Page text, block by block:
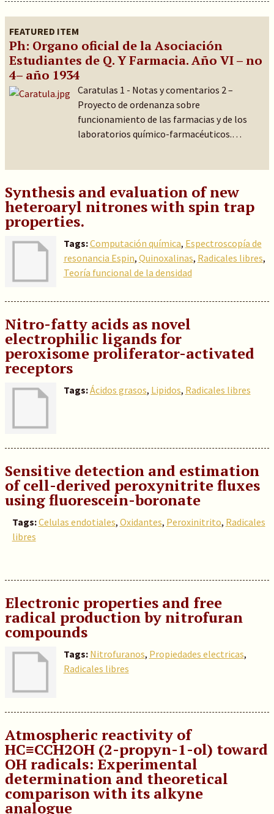
FEATURED ITEM
Ph: Organo oficial de la Asociación
Estudiantes de Q. Y Farmacia. Año VI – no
4– año 1934
Caratulas 1 - Notas y comentarios 2 –
Proyecto de ordenanza sobre
funcionamiento de las farmacias y de los
laboratorios químico-farmacéuticos.…
Synthesis and evaluation of new
heteroaryl nitrones with spin trap
properties.
Tags:Computación química, Espectroscopía de
resonancia Espin, Quinoxalinas, Radicales libres,
Teoría funcional de la densidad
Nitro-fatty acids as novel
electrophilic ligands for
peroxisome proliferator-activated
receptors
Tags:Ácidos grasos, Lipidos, Radicales libres
Sensitive detection and estimation
of cell-derived peroxynitrite fluxes
using fluorescein-boronate
Tags:Celulas endotiales, Oxidantes, Peroxinitrito, Radicales
libres
Electronic properties and free
radical production by nitrofuran
compounds
Tags: Nitrofuranos, Propiedades electricas,
Radicales libres
Atmospheric reactivity of
HC≡CCH2OH (2-propyn-1-ol) toward
OH radicals: Experimental
determination and theoretical
comparison with its alkyne
analogue